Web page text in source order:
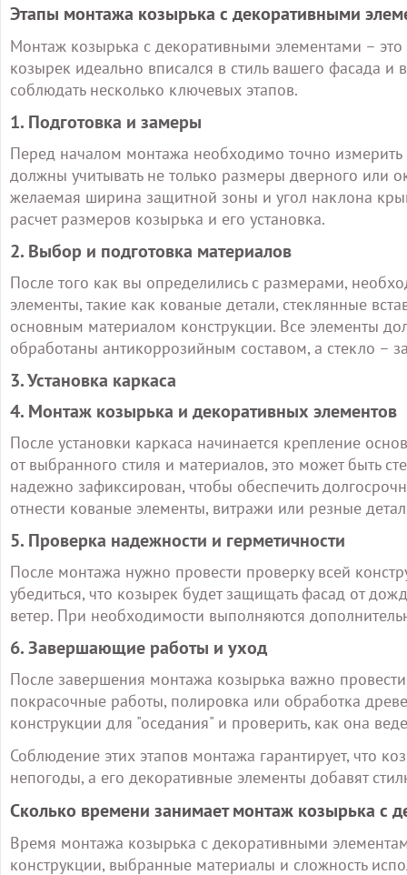
Этапы монтажа козырька с декоративными
Монтаж козырька с декоративными элементами –
козырек идеально вписался в стиль вашего фасада
соблюдать несколько ключевых этапов.
1. Подготовка и замеры
Перед началом монтажа необходимо точно
должны учитывать не только размеры дверного или
желаемая ширина защитной зоны и угол наклона
расчет размеров козырька и его установка.
2. Выбор и подготовка материалов
После того как вы определились с размерами,
элементы, такие как кованые детали, стеклянные
основным материалом конструкции. Все элементы
обработаны антикоррозийным составом, а стекло –
3. Установка каркаса
4. Монтаж козырька и декоративных элементов
После установки каркаса начинается крепление
от выбранного стиля и материалов, это может быть
надежно зафиксирован, чтобы обеспечить
отнести кованые элементы, витражи или резные
5. Проверка надежности и герметичности
После монтажа нужно провести проверку всей
убедиться, что козырек будет защищать фасад от
ветер. При необходимости выполняются
6. Завершающие работы и уход
После завершения монтажа козырька важно
покрасочные работы, полировка или обработка
конструкции для "оседания" и проверить, как она
Соблюдение этих этапов монтажа гарантирует, что
непогоды, а его декоративные элементы добавят
Сколько времени занимает монтаж козырька с
Время монтажа козырька с декоративными
конструкции, выбранные материалы и сложность